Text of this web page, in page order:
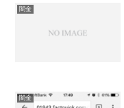
闇金
闇金